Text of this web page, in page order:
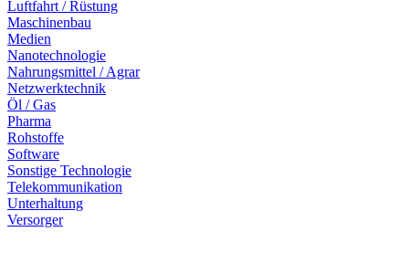
Luftfahrt / Rüstung
Maschinenbau
Medien
Nanotechnologie
Nahrungsmittel / Agrar
Netzwerktechnik
Öl / Gas
Pharma
Rohstoffe
Software
Sonstige Technologie
Telekommunikation
Unterhaltung
Versorger